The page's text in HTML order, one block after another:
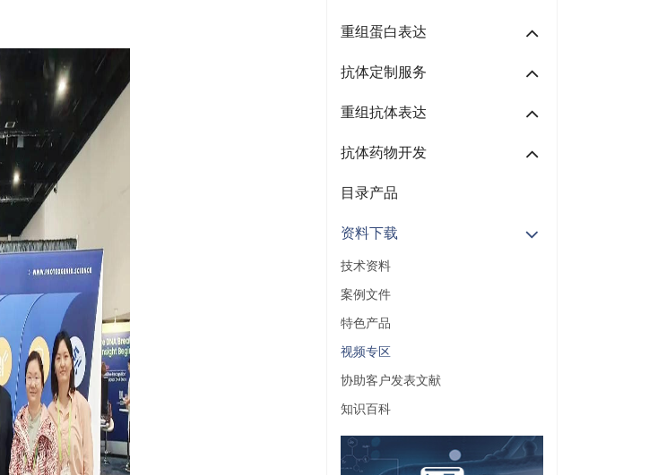
重组蛋白表达
抗体定制服务
重组抗体表达
抗体药物开发
目录产品
资料下载
技术资料
案例文件
特色产品
视频专区
协助客户发表文献
知识百科